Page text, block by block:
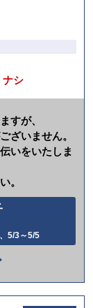
ナシ
すが、
ざいません。
いをいたしま
。
5/3～5/5
話
か
け